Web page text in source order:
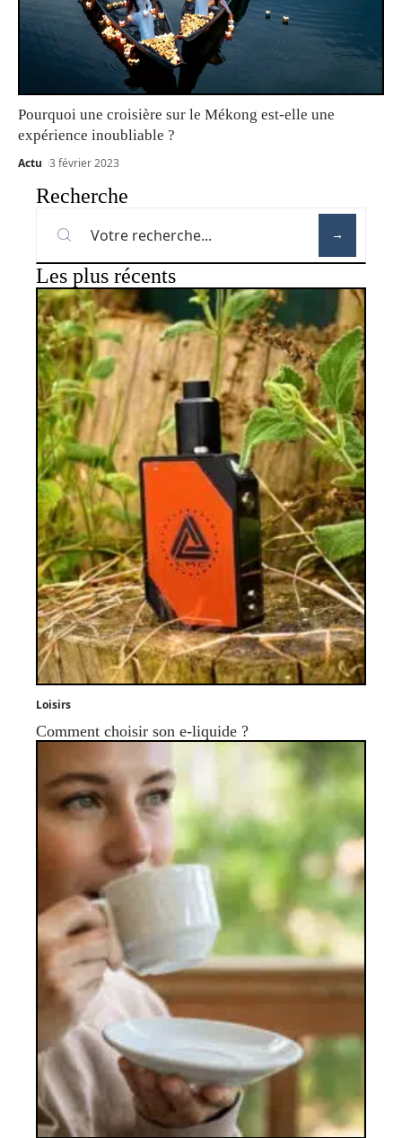
Pourquoi une croisière sur le Mékong est-elle une
expérience inoubliable ?
Actu 3 février 2023
Recherche
Les plus récents
Loisirs
Comment choisir son e-liquide ?